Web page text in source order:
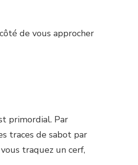
de vous approcher
primordial. Par
traces de sabot par
traquez un cerf,